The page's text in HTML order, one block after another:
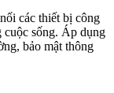
các thiết bị công
cuộc sống. Áp dụng
bảo mật thông